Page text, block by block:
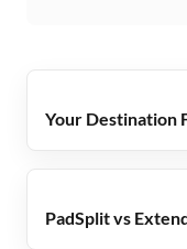
Your Destination
PadSplit vs